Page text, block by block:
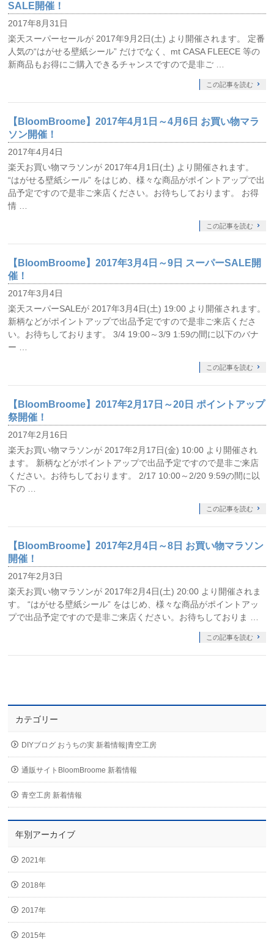
SALE開催！
2017年8月31日
楽天スーパーセールが 2017年9月2日(土) より開催されます。 定番
人気の“はがせる壁紙シール” だけでなく、mt CASA FLEECE 等の
新商品もお得にご購入できるチャンスですので是非ご …
この記事を読む
【BloomBroome】2017年4月1日～4月6日 お買い物マラ
ソン開催！
2017年4月4日
楽天お買い物マラソンが 2017年4月1日(土) より開催されます。
“はがせる壁紙シール” をはじめ、様々な商品がポイントアップで出
品予定ですので是非ご来店ください。お待ちしております。 お得
情 …
この記事を読む
【BloomBroome】2017年3月4日～9日 スーパーSALE開
催！
2017年3月4日
楽天スーパーSALEが 2017年3月4日(土) 19:00 より開催されます。
新柄などがポイントアップで出品予定ですので是非ご来店くださ
い。お待ちしております。 3/4 19:00～3/9 1:59の間に以下のバナ
ー …
この記事を読む
【BloomBroome】2017年2月17日～20日 ポイントアップ
祭開催！
2017年2月16日
楽天お買い物マラソンが 2017年2月17日(金) 10:00 より開催され
ます。 新柄などがポイントアップで出品予定ですので是非ご来店
ください。お待ちしております。 2/17 10:00～2/20 9:59の間に以
下の …
この記事を読む
【BloomBroome】2017年2月4日～8日 お買い物マラソン
開催！
2017年2月3日
楽天お買い物マラソンが 2017年2月4日(土) 20:00 より開催されま
す。 “はがせる壁紙シール” をはじめ、様々な商品がポイントアッ
プで出品予定ですので是非ご来店ください。お待ちしておりま …
この記事を読む
カテゴリー
DIYブログ おうちの実 新着情報|青空工房
通販サイトBloomBroome 新着情報
青空工房 新着情報
年別アーカイブ
2021年
2018年
2017年
2015年